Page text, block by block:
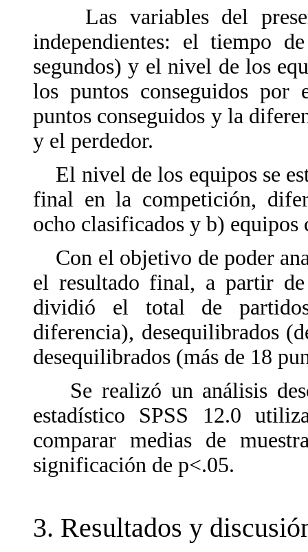
Las variables del
independientes: el tiempo
segundos) y el nivel de los
los puntos conseguidos
puntos conseguidos y la
y el perdedor.
El nivel de los equipos se
final en la competición,
ocho clasificados y b)
Con el objetivo de poder
el resultado final, a partir
dividió el total de
diferencia), desequilibrados
desequilibrados (más de 18
Se realizó un análisis
estadístico SPSS 12.0
comparar medias de
significación de p<.05.
3. Resultados y